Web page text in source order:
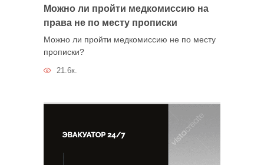
Можно ли пройти медкомиссию на
права не по месту прописки
Можно ли пройти медкомиссию не по месту
прописки?
21.6к.